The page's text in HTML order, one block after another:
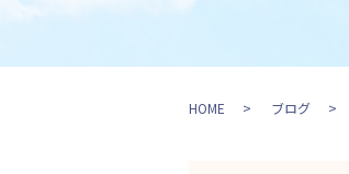
HOME ブログ